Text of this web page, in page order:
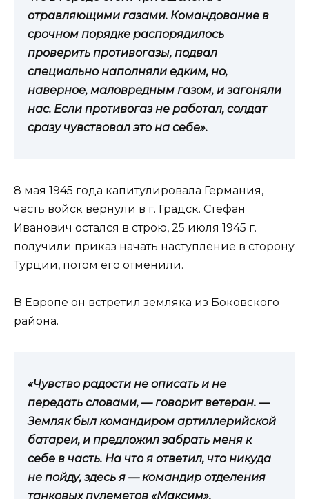
отравляющими газами. Командование в
срочном порядке распорядилось
проверить противогазы, подвал
специально наполняли едким, но,
наверное, маловредным газом, и загоняли
нас. Если противогаз не работал, солдат
сразу чувствовал это на себе».
8 мая 1945 года капитулировала Германия,
часть войск вернули в г. Градск. Стефан
Иванович остался в строю, 25 июля 1945 г.
получили приказ начать наступление в сторону
Турции, потом его отменили.
В Европе он встретил земляка из Боковского
района.
«Чувство радости не описать и не
передать словами, — говорит ветеран. —
Земляк был командиром артиллерийской
батареи, и предложил забрать меня к
себе в часть. На что я ответил, что никуда
не пойду, здесь я — командир отделения
танковых пулеметов «Максим».